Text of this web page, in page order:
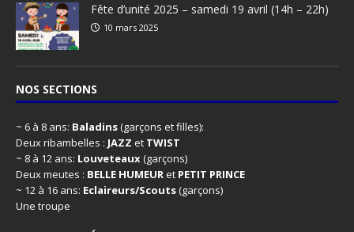
Fête d’unité 2025 – samedi 19 avril (14h – 22h)
10 mars 2025
NOS SECTIONS
~ 6 à 8 ans: Baladins(garçons et filles):
Deux ribambelles : JAZZ et TWIST
~ 8 à 12 ans: Louveteaux(garçons)
Deux meutes : BELLE HUMEURet PETIT PRINCE
~ 12 à 16 ans: Eclaireurs/Scouts(garçons)
Une troupe